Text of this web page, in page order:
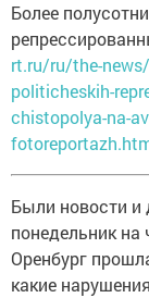
Более
rt.ru/ru/the-
politicheskih-
chistopolya-na-
Были новости и
понедельник на
Оренбург
какие